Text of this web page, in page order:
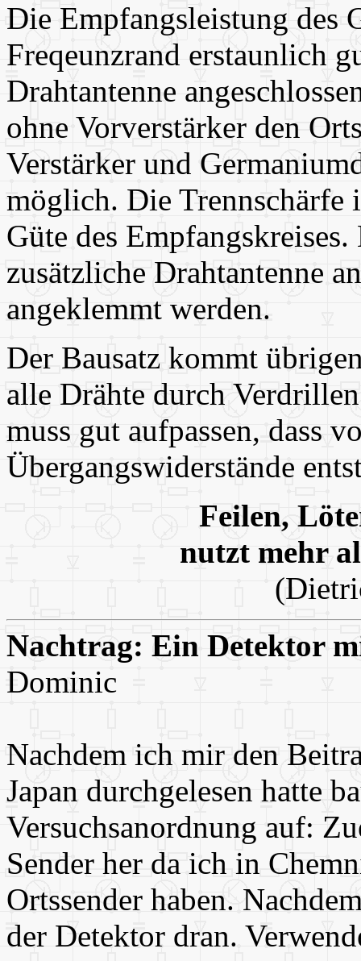
Die Empfangsleistung des
Freqeunzrand erstaunlich
Drahtantenne
ohne Vorverstärker den
Verstärker und
möglich. Die Trennschärfe
Güte des
zusätzliche Drahtantenne
angeklemmt werden.
Der Bausatz kommt
alle Drähte durch
muss gut aufpassen, dass
Übergangswiderstände
Feilen,
nutzt mehr
Nachtrag: Ein Detektor
Dominic
Nachdem ich mir den
Japan durchgelesen hatte
Versuchsanordnung auf:
Sender her da ich in
Ortssender haben.
der Detektor dran.